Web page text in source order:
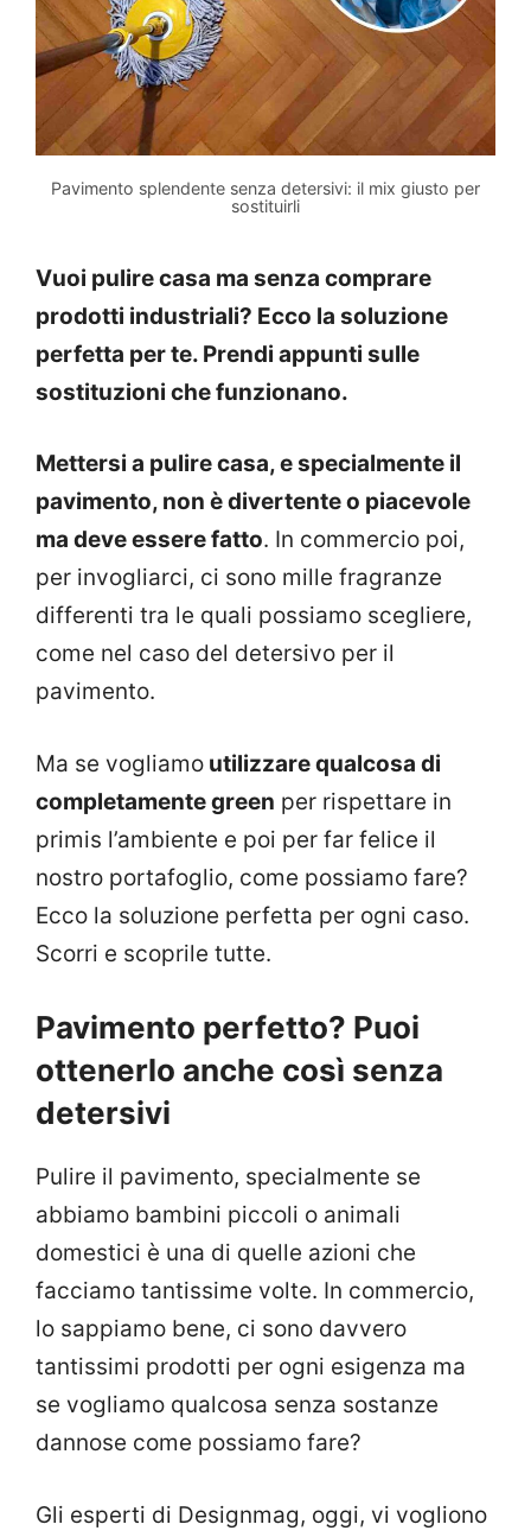
Pavimento splendente senza detersivi: il mix giusto per
sostituirli
Vuoi pulire casa ma senza comprare
prodotti industriali? Ecco la soluzione
perfetta per te. Prendi appunti sulle
sostituzioni che funzionano.
Mettersi a pulire casa, e specialmente il
pavimento, non è divertente o piacevole
ma deve essere fatto. In commercio poi,
per invogliarci, ci sono mille fragranze
differenti tra le quali possiamo scegliere,
come nel caso del detersivo per il
pavimento.
Ma se vogliamo utilizzare qualcosa di
completamente green per rispettare in
primis l’ambiente e poi per far felice il
nostro portafoglio, come possiamo fare?
Ecco la soluzione perfetta per ogni caso.
Scorri e scoprile tutte.
Pavimento perfetto? Puoi
ottenerlo anche così senza
detersivi
Pulire il pavimento, specialmente se
abbiamo bambini piccoli o animali
domestici è una di quelle azioni che
facciamo tantissime volte. In commercio,
lo sappiamo bene, ci sono davvero
tantissimi prodotti per ogni esigenza ma
se vogliamo qualcosa senza sostanze
dannose come possiamo fare?
Gli esperti di Designmag, oggi, vi vogliono